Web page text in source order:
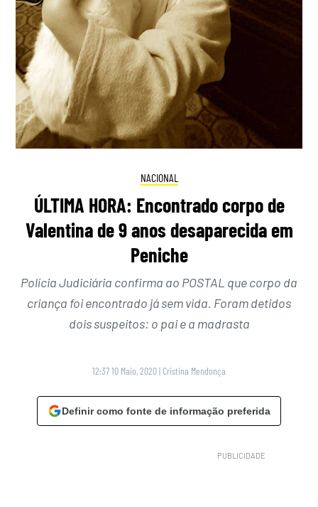
NACIONAL
ÚLTIMA HORA: Encontrado corpo de
Valentina de 9 anos desaparecida em
Peniche
Polícia Judiciária confirma ao POSTAL que corpo da
criança foi encontrado já sem vida. Foram detidos
dois suspeitos: o pai e a madrasta
12:37 10 Maio, 2020| Cristina Mendonça
Definir como fonte de informação preferida